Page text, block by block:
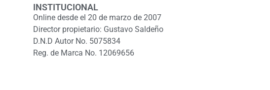
INSTITUCIONAL
Online desde el 20 de marzo de 2007
Director propietario: Gustavo Saldeño
D.N.D Autor No. 5075834
Reg. de Marca No. 12069656